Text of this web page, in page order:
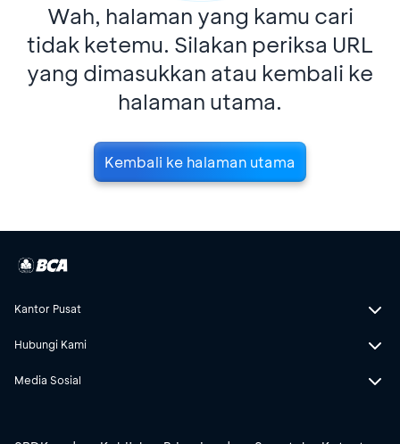
Wah, halaman yang kamu cari
tidak ketemu. Silakan periksa URL
yang dimasukkan atau kembali ke
halaman utama.
Kembali ke halaman utama
Kantor Pusat
Hubungi Kami
Media Sosial